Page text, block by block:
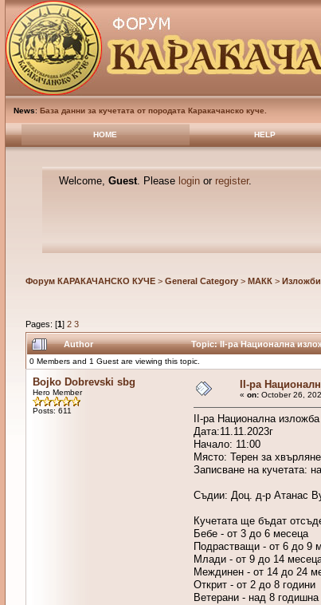
News: База данни за кучетата от породата Каракачанско куче.
HOME HELP
Welcome,Guest. Please login or register.
Форум КАРАКАЧАНСКО КУЧЕ> General Category> МАКК> Изложби
Pages: [1] 2 3
Author Topic: II-ра Национална
0 Members and 1 Guest are viewing this topic.
Bojko Dobrevski sbg
Hero Member
Posts: 611
II-ра
« on:October 26,
II-ра Национална
Дата:11.11.2023г
Начало: 11:00
Място: Терен за
Записване на кучетата:
Съдии: Доц. д-р Атанас
Кучетата ще бъдат
Бебе - от 3 до 6 месеца
Подрастващи - от 6 до 9
Млади - от 9 до 14
Междинен - от 14 до 24
Открит - от 2 до 8 години
Ветерани - над 8 годишна